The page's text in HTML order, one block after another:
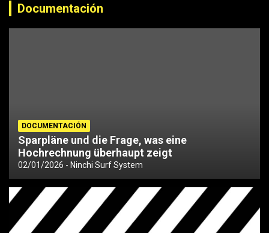
Documentación
DOCUMENTACIÓN
Sparpläne und die Frage, was eine
Hochrechnung überhaupt zeigt
02/01/2026 Ninchi Surf System